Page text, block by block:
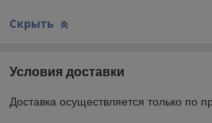
Скрыть
Условия доставки
Доставка осуществляется только по